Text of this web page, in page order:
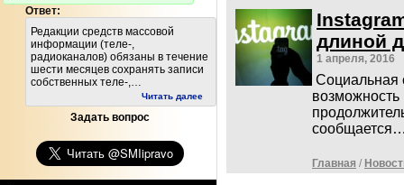
Ответ:
Редакции средств массовой
информации (теле-,
радиоканалов) обязаны в течение
шести месяцев сохранять записи
собственных теле-,…
Читать далее
Задать вопрос
длиной
1 апреля, 2016
Социальная
возможность
Главная /